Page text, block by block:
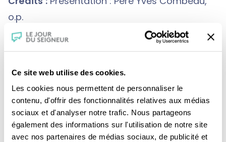
Ce site web utilise des cookies.
Les cookies nous permettent de personnaliser le
contenu, d'offrir des fonctionnalités relatives aux médias
sociaux et d'analyser notre trafic. Nous partageons
également des informations sur l'utilisation de notre site
avec nos partenaires de médias sociaux, de publicité et
o.p.
Graphisme et illustration musicale : Aurélien
Boeri